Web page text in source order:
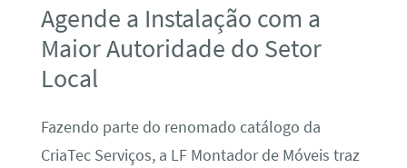
Agende a Instalação com a
Maior Autoridade do Setor
Local
Fazendo parte do renomado catálogo da
CriaTec Serviços, a LF Montador de Móveis traz